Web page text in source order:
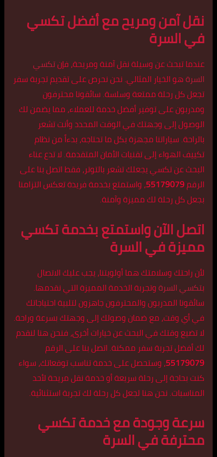
نقل آمن ومريح مع أفضل تكسي
في السرة
عندما تبحث عن وسيلة نقل آمنة ومريحة، فإنتكسي
السرةهو الخيار المثالي. نحن نحرص على تقديم تجربة سفر
تجعل كل رحلة ممتعة وسلسة. سائقونا محترفون
ومدربون على توفير أفضل خدمة للعملاء، مما يضمن لك
الوصول إلى وجهتك في الوقت المحدد وأنت تشعر
بالراحة. سياراتنا مجهزة بكل ما تحتاجه، بدءاً من نظام
تكييف الهواء إلى تقنيات الأمان المتقدمة. لا تدع عناء
البحث عن تكسي يجعلك تشعر بالتوتر، فقط اتصل بنا على
الرقم55179079، واستمتع بخدمة فريدة تعكس التزامنا
بجعل كل رحلة لك مميزة وآمنة.
اتصل الآن واستمتع بخدمة تكسي
مميزة في السرة
لأن راحتك وسلامتك هما أولويتنا، يجب عليك الاتصال
بتكسي السرةوتجربة الخدمة المميزة التي نقدمها.
سائقونا المدربون والمحترفون جاهزون لتلبية احتياجاتك
في أي وقت، مع ضمان وصولك إلى وجهتك بسرعة وراحة.
لا تضيع وقتك في البحث عن خيارات أخرى، فنحن هنا لنقدم
لك أفضل تجربة سفر ممكنة. اتصل بنا على الرقم
55179079، وستحصل على خدمة تناسب توقعاتك، سواء
كنت بحاجة إلى رحلة سريعة أو خدمة نقل مريحة لأحد
المناسبات. نحن هنا لجعل كل رحلة لك تجربة استثنائية.
سرعة وجودة مع خدمة تكسي
محترفة في السرة